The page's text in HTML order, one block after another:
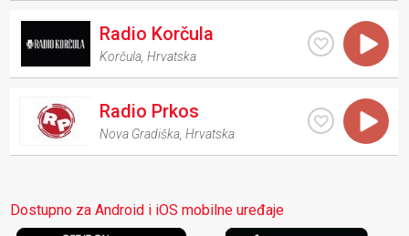
Radio Korčula
Korčula ,Hrvatska
Radio Prkos
Nova Gradiška ,Hrvatska
Dostupno za Android i iOS mobilne uređaje